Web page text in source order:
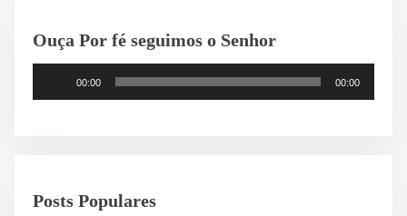
Ouça Por fé seguimos o Senhor
r
00:00 00:00
Posts Populares